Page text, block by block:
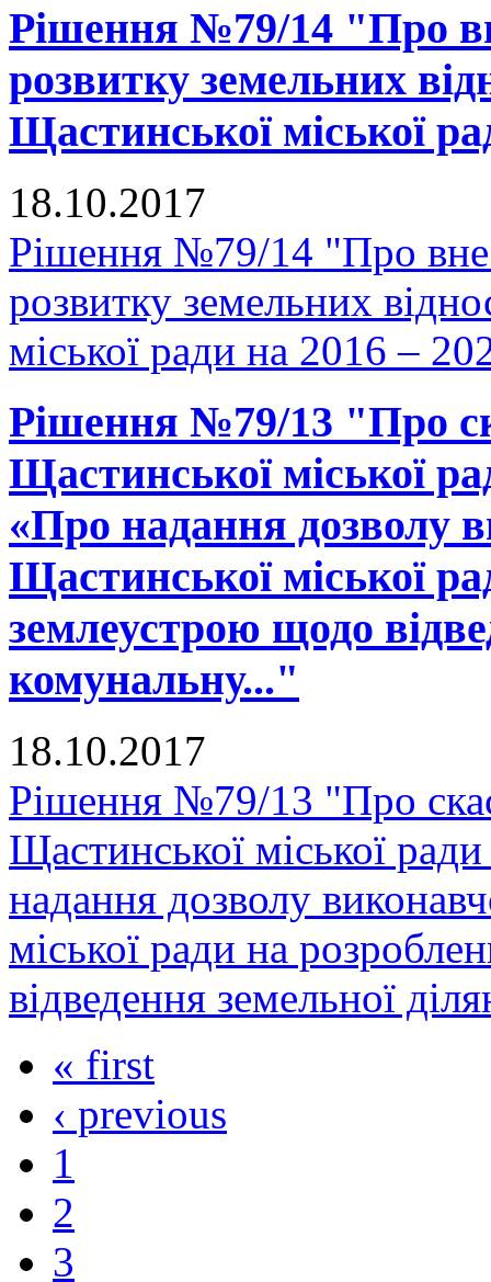
Рішення №79/14 "Про
розвитку земельних
Щастинської міської
18.10.2017
Рішення №79/14 "Про
розвитку земельних
міської ради на 2016 –
Рішення №79/13 "Про
Щастинської міської
«Про надання дозволу
Щастинської міської
землеустрою щодо
комунальну..."
18.10.2017
Рішення №79/13 "Про
Щастинської міської
надання дозволу
міської ради на
відведення земельної
« first
‹ previous
1
2
3